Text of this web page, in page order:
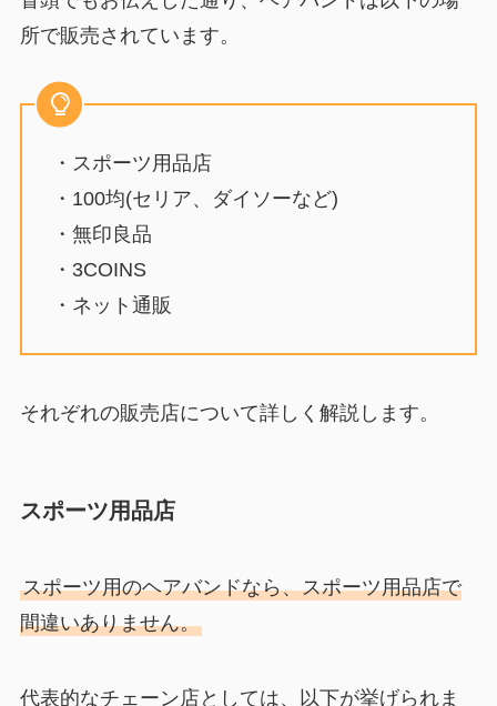
所で販売されています。
・スポーツ用品店
・100均(セリア、ダイソーなど)
・無印良品
・3COINS
・ネット通販
それぞれの販売店について詳しく解説します。
スポーツ用品店
スポーツ用のヘアバンドなら、スポーツ用品店で
間違いありません。
代表的なチェーン店としては、以下が挙げられま